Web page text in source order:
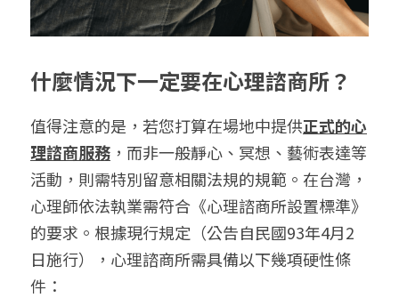
什麼情況下一定要在心理諮商所？
值得注意的是，若您打算在場地中提供正式的心
理諮商服務 ，而非一般靜心、冥想、藝術表達等
活動，則需特別留意相關法規的規範。在台灣，
心理師依法執業需符合《心理諮商所設置標準》
的要求。根據現行規定（公告自民國93年4月2
日施行），心理諮商所需具備以下幾項硬性條
件：